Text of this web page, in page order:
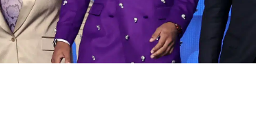
HOUSE
LIFESTYLE